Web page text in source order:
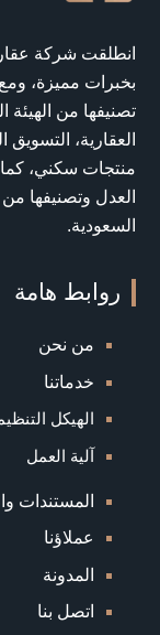
بخبرات مميزة،
تصنيفها من الهيئة
العقارية،
منتجات سكني، كما
العدل وتصنيفها
السعودية.
روابط هامة
من نحن
خدماتنا
الهيكل
آلية العمل
المستندات
عملاؤنا
المدونة
اتصل بنا